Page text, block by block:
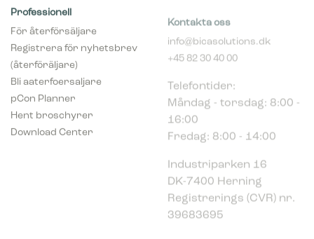
Registrera för nyhetsbrev
(återföräljare)
Bli aaterfoersaljare
pCon Planner
Hent broschyrer
Download Center
info@bicasolutions.dk
+45 82 30 40 00
Telefontider:
Måndag - torsdag: 8:00 -
16:00
Fredag: 8:00 - 14:00
Industriparken 16
DK-7400 Herning
Registrerings (CVR) nr.
39683695